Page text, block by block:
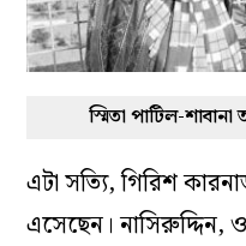
স্মিতা পাটিল-
এটা সত্যি, গিরিশ
এসেছেন। নাসিরুদ্দিন,